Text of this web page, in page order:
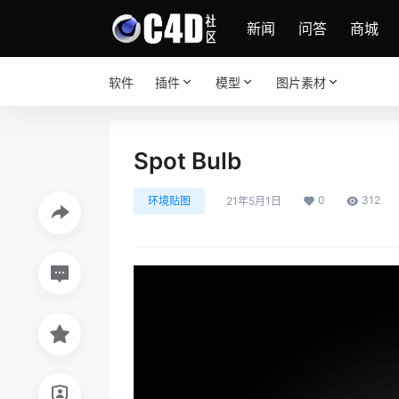
新闻 问答 商城
软件 插件 模型 图片素材
Spot Bulb
环境贴图 21年5月1日 0 312